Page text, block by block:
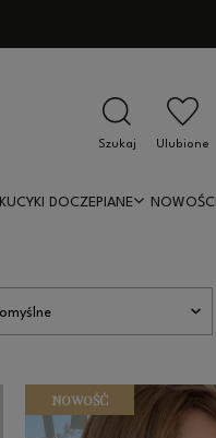
KUCYKI DOCZEPIANE NOWOŚCI
NOWOŚĆ